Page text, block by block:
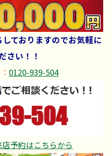
ておりますのでお気軽に
さい！！
0120-939-504
予約はこちらから